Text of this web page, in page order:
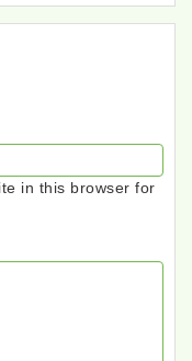
in this browser for